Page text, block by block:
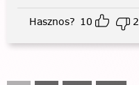
Hasznos? 10 2